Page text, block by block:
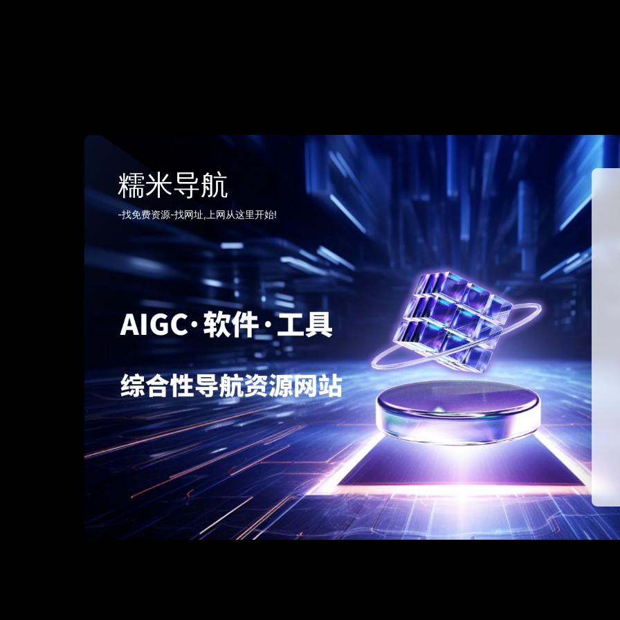
糯米导航
-找免费资源-找网址,上网从这里开始!